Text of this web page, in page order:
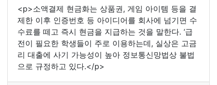
<p>소액결제 현금화는 상품권, 게임 아이템 등을 결
제한 이후 인증번호 등 아이디어를 회사에 넘기면 수
수료를 떼고 즉시 현금을 지급하는 것을 말한다. ‘급
전이 필요한 학생들이 주로 이용하는데, 실상은 고금
리 대출에 사기 가능성이 높아 정보통신망법상 불법
으로 규정하고 있다.</p>